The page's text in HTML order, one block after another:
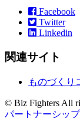
Facebook
Twitter
Linkedin
関連サイト
ものづくり
© Biz Fighters All
パートナーシッ